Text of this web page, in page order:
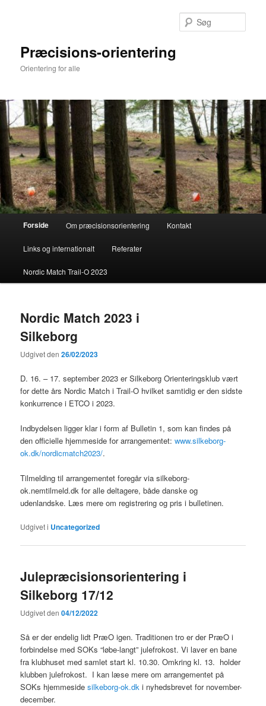
Præcisions-orientering
Orientering for alle
Hovedmenu
Forside Om præcisionsorientering Kontakt
Links og internationalt Referater
Nordic Match Trail-O 2023
Nordic Match 2023 i
Silkeborg
Udgivet den26/02/2023
D. 16. – 17. september 2023 er Silkeborg Orienteringsklub vært
for dette års Nordic Match i Trail-O hvilket samtidig er den sidste
konkurrence i ETCO i 2023.
Indbydelsen ligger klar i form af Bulletin 1, som kan findes på
den officielle hjemmeside for arrangementet:www.silkeborg-
ok.dk/nordicmatch2023/.
Tilmelding til arrangementet foregår via silkeborg-
ok.nemtilmeld.dk for alle deltagere, både danske og
udenlandske. Læs mere om registrering og pris i bulletinen.
Udgivet i Uncategorized
Julepræcisionsorientering i
Silkeborg 17/12
Udgivet den04/12/2022
Så er der endelig lidt PræO igen. Traditionen tro er der PræO i
forbindelse med SOKs “løbe-langt” julefrokost. Vi laver en bane
fra klubhuset med samlet start kl. 10.30. Omkring kl. 13. holder
klubben julefrokost. I kan læse mere om arrangementet på
SOKs hjemmesidesilkeborg-ok.dk i nyhedsbrevet for november-
december.